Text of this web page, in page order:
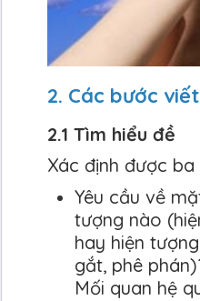
2. Các bước
2.1 Tìm hiểu đề
Xác định được
Yêu cầu về
tượng nào
hay hiện
gắt, phê
Mối quan hệ